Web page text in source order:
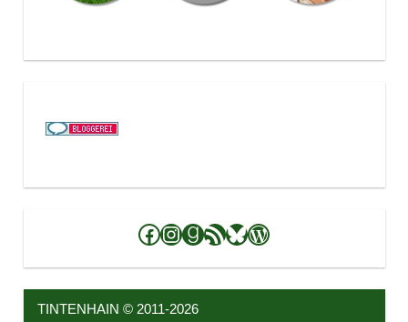
Facebook
Instagram
Goodreads
RSS-Feed
Bluesky
WordPress
TINTENHAIN © 2011-2026